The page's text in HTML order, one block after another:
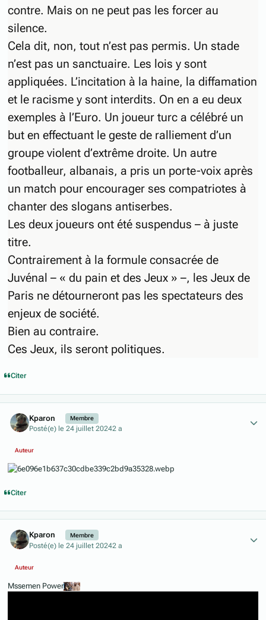
contre. Mais on ne peut pas les forcer au
silence.
Cela dit, non, tout n’est pas permis. Un stade
n’est pas un sanctuaire. Les lois y sont
appliquées. L’incitation à la haine, la diffamation
et le racisme y sont interdits. On en a eu deux
exemples à l’Euro. Un joueur turc a célébré un
but en effectuant le geste de ralliement d’un
groupe violent d’extrême droite. Un autre
footballeur, albanais, a pris un porte-voix après
un match pour encourager ses compatriotes à
chanter des slogans antiserbes.
Les deux joueurs ont été suspendus – à juste
titre.
Contrairement à la formule consacrée de
Juvénal – « du pain et des Jeux » –, les Jeux de
Paris ne détourneront pas les spectateurs des
enjeux de société.
Bien au contraire.
Ces Jeux, ils seront politiques.
Citer
Kparon Membre
Posté(e) le 24 juillet 20242 a
Auteur
Citer
Kparon Membre
Posté(e) le 24 juillet 20242 a
Auteur
Mssemen Power